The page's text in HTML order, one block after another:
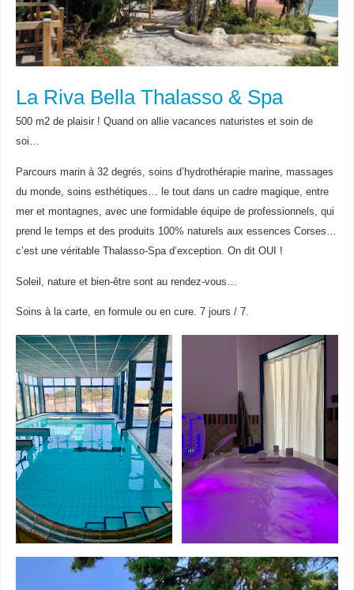
La Riva Bella Thalasso & Spa
500 m2 de plaisir ! Quand on allie vacances naturistes et soin de
soi…
Parcours marin à 32 degrés, soins d’hydrothérapie marine, massages
du monde, soins esthétiques… le tout dans un cadre magique, entre
mer et montagnes, avec une formidable équipe de professionnels, qui
prend le temps et des produits 100% naturels aux essences Corses…
c’est une véritable Thalasso-Spa d’exception. On dit OUI !
Soleil, nature et bien-être sont au rendez-vous…
Soins à la carte, en formule ou en cure. 7 jours / 7.